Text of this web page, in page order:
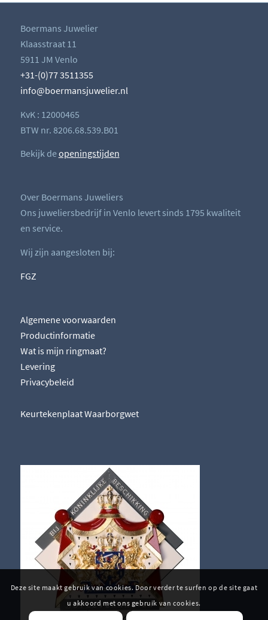
Boermans Juwelier
Klaasstraat 11
5911 JM Venlo
+31-(0)77 3511355
info@boermansjuwelier.nl
KvK : 12000465
BTW nr. 8206.68.539.B01
Bekijk deopeningstijden
Over Boermans Juweliers
Ons juweliersbedrijf in Venlo levert sinds 1795 kwaliteit
en service.
Wij zijn aangesloten bij:
FGZ
Algemene voorwaarden
Productinformatie
Wat is mijn ringmaat?
Levering
Privacybeleid
Keurtekenplaat Waarborgwet
Deze site maakt gebruik van cookies. Door verder te surfen op de site gaat
u akkoord met ons gebruik van cookies.